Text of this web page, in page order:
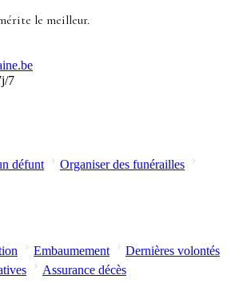
le meilleur.
7
défunt
Organiser des funérailles
Embaumement
Dernières volontés
Assurance décès